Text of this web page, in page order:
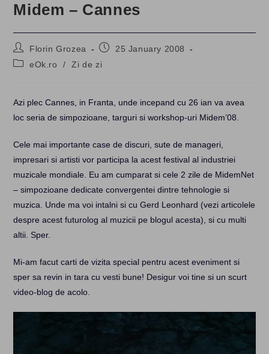
Midem – Cannes
Post
author:
Florin Grozea
Post25 January 2008
PosteOk.ro / Zi de zi
Azi plec Cannes, in Franta, unde incepand cu 26 ian va avea
loc seria de simpozioane, targuri si workshop-uri Midem’08.
Cele mai importante case de discuri, sute de manageri,
impresari si artisti vor participa la acest festival al industriei
muzicale mondiale. Eu am cumparat si cele 2 zile de MidemNet
– simpozioane dedicate convergentei dintre tehnologie si
muzica. Unde ma voi intalni si cu Gerd Leonhard (vezi articolele
despre acest futurolog al muzicii pe blogul acesta), si cu multi
altii. Sper.
Mi-am facut carti de vizita special pentru acest eveniment si
sper sa revin in tara cu vesti bune! Desigur voi tine si un scurt
video-blog de acolo.